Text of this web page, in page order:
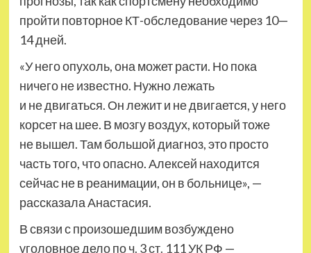
пройти повторное КТ-обследование через 10—
14 дней.
«У него опухоль, она может расти. Но пока
ничего не известно. Нужно лежать
и не двигаться. Он лежит и не двигается, у него
корсет на шее. В мозгу воздух, который тоже
не вышел. Там большой диагноз, это просто
часть того, что опасно. Алексей находится
сейчас не в реанимации, он в больнице», —
рассказала Анастасия.
В связи с произошедшим возбуждено
уголовное дело по ч. 3 ст. 111 УК РФ —